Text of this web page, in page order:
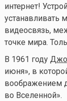
интернет!
устанавливать
видеосвязь,
точке мира.
В 1961 году
июня», в
воображением
во Вселенной».